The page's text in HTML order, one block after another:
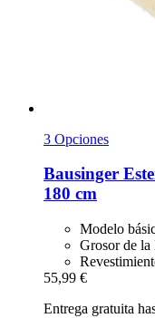
3 Opciones
Bausinger
180 cm
Modelo
Grosor de la
55,99 €
Entrega gratuita